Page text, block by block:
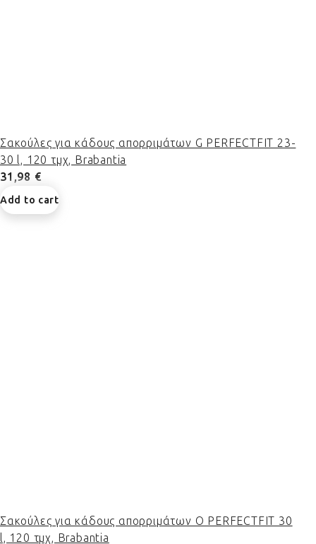
Σακούλες για κάδους απορριμάτων G PERFECTFIT 23-
30 l, 120 τμχ, Brabantia
31,98 €
Add to cart
Σακούλες για κάδους απορριμάτων O PERFECTFIT 30
l, 120 τμχ, Brabantia